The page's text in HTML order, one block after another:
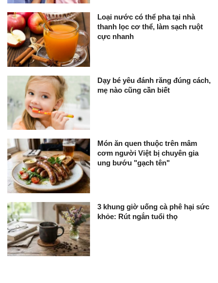
Loại nước có thể pha tại nhà
thanh lọc cơ thể, làm sạch ruột
cực nhanh
Dạy bé yêu đánh răng đúng cách,
mẹ nào cũng cần biết
Món ăn quen thuộc trên mâm
cơm người Việt bị chuyên gia
ung bướu "gạch tên"
3 khung giờ uống cà phê hại sức
khỏe: Rút ngắn tuổi thọ